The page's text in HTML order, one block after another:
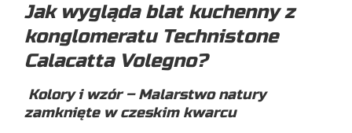
Jak wygląda blat kuchenny z
konglomeratu Technistone
Calacatta Volegno?
Kolory i wzór – Malarstwo natury
zamknięte w czeskim kwarcu